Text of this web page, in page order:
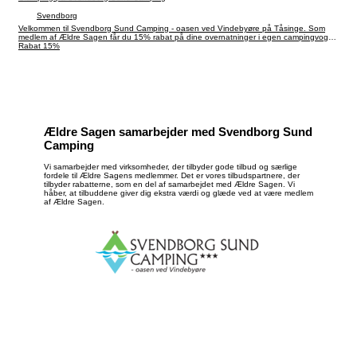
Svendborg
Velkommen til Svendborg Sund Camping - oasen ved Vindebyøre på Tåsinge. Som
medlem af Ældre Sagen får du 15% rabat på dine overnatninger i egen campingvogn
og ved leje af glampingtelt og hytte.
Rabat 15%
Ældre Sagen samarbejder med Svendborg Sund
Camping
Vi samarbejder med virksomheder, der tilbyder gode tilbud og særlige
fordele til Ældre Sagens medlemmer. Det er vores tilbudspartnere, der
tilbyder rabatterne, som en del af samarbejdet med Ældre Sagen. Vi
håber, at tilbuddene giver dig ekstra værdi og glæde ved at være medlem
af Ældre Sagen.